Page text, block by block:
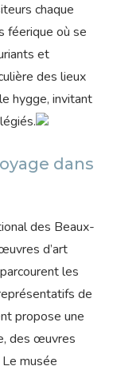
chaque
féerique où se
et
des lieux
hygge, invitant
dans
des Beaux-
d’art
les
de
propose une
des œuvres
musée